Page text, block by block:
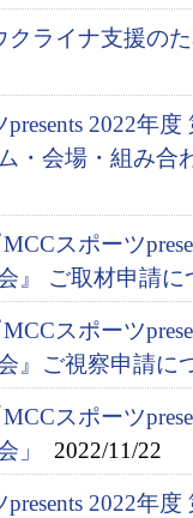
クライナ支援の
presents 2022年
・会場・組み合
MCCスポーツ
』 ご取材申請に
MCCスポーツ
』ご視察申請に
MCCスポーツ
」
2022/11/22
presents 2022年